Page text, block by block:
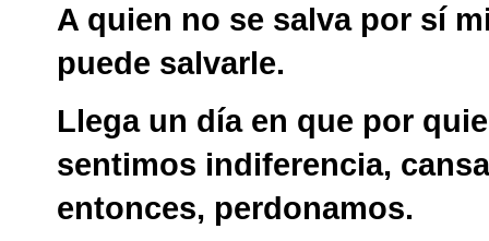
A quien no se salva por sí
puede salvarle.
Llega un día en que por
sentimos indiferencia,
entonces, perdonamos.